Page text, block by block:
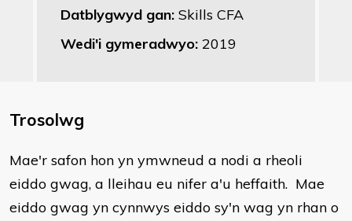
Datblygwyd gan: Skills CFA
Wedi'i gymeradwyo: 2019
Trosolwg
Mae'r safon hon yn ymwneud a nodi a rheoli
eiddo gwag, a lleihau eu nifer a'u heffaith. Mae
eiddo gwag yn cynnwys eiddo sy'n wag yn rhan o